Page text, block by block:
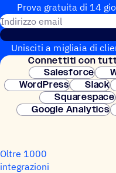
Prova gratuita di 14
Unisciti a migliaia di
credito.
Connet­titi con
Salesforce
WordPress
Slack
Squarespace
Google Analytics
Oltre 1000
integrazioni